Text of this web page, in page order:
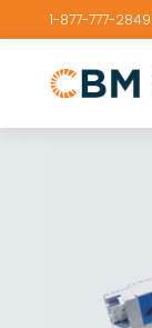
1-877-777-2849